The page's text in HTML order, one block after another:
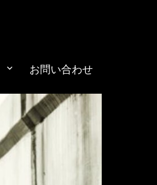
お問い合わせ